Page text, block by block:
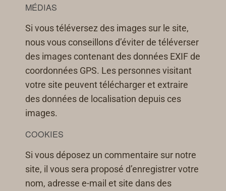
MÉDIAS
Si vous téléversez des images sur le site,
nous vous conseillons d’éviter de téléverser
des images contenant des données EXIF de
coordonnées GPS. Les personnes visitant
votre site peuvent télécharger et extraire
des données de localisation depuis ces
images.
COOKIES
Si vous déposez un commentaire sur notre
site, il vous sera proposé d’enregistrer votre
nom, adresse e-mail et site dans des